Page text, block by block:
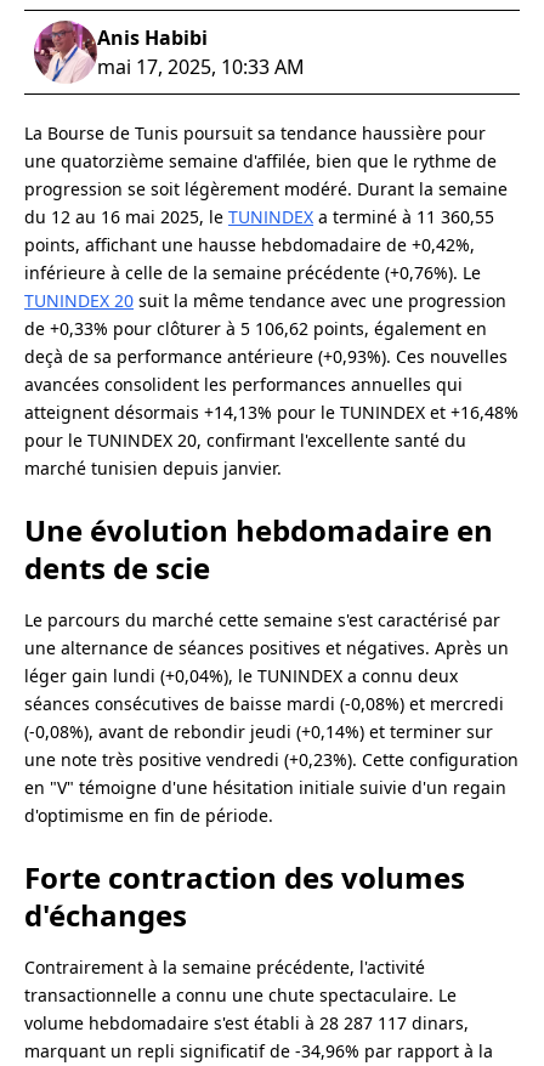
Anis Habibi
mai 17, 2025, 10:33 AM
La Bourse de Tunis poursuit sa tendance haussière pour
une quatorzième semaine d'affilée, bien que le rythme de
progression se soit légèrement modéré. Durant la semaine
du 12 au 16 mai 2025, le TUNINDEX a terminé à 11 360,55
points, affichant une hausse hebdomadaire de +0,42%,
inférieure à celle de la semaine précédente (+0,76%). Le
TUNINDEX 20 suit la même tendance avec une progression
de +0,33% pour clôturer à 5 106,62 points, également en
deçà de sa performance antérieure (+0,93%). Ces nouvelles
avancées consolident les performances annuelles qui
atteignent désormais +14,13% pour le TUNINDEX et +16,48%
pour le TUNINDEX 20, confirmant l'excellente santé du
marché tunisien depuis janvier.
Une évolution hebdomadaire en
dents de scie
Le parcours du marché cette semaine s'est caractérisé par
une alternance de séances positives et négatives. Après un
léger gain lundi (+0,04%), le TUNINDEX a connu deux
séances consécutives de baisse mardi (-0,08%) et mercredi
(-0,08%), avant de rebondir jeudi (+0,14%) et terminer sur
une note très positive vendredi (+0,23%). Cette configuration
en "V" témoigne d'une hésitation initiale suivie d'un regain
d'optimisme en fin de période.
Forte contraction des volumes
d'échanges
Contrairement à la semaine précédente, l'activité
transactionnelle a connu une chute spectaculaire. Le
volume hebdomadaire s'est établi à 28 287 117 dinars,
marquant un repli significatif de -34,96% par rapport à la